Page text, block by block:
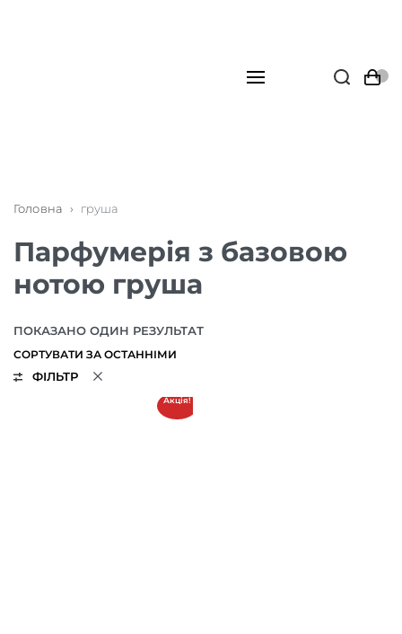
Головна › груша
Парфумерія з базовою
нотою груша
ПОКАЗАНО ОДИН РЕЗУЛЬТАТ
ФІЛЬТР
Акція!